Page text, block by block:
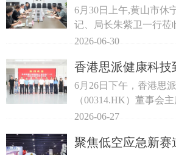
域航空考察交流，
6月30日上午,黄山市休
记、局长朱紫卫一行莅
基地考察交流。全域航
展，洽谈政企深度合作
2026-06-30
香港思派健康科技
共探低空医疗融合
6月26日下午，香港思
（00314.HK）董事会
域航空南湖中国飞谷基
流汇聚产业、医疗、保
2026-06-27
聚焦低空应急新